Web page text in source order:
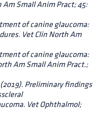
Am Small Anim Pract; 45:
of canine glaucoma:
Vet Clin North Am
of canine glaucoma:
Am Small Anim Pract.;
(2019). Preliminary findings
Vet Ophthalmol;